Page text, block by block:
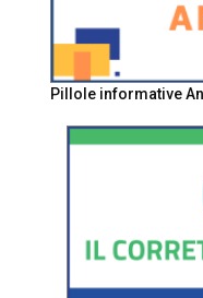
Pillole informative